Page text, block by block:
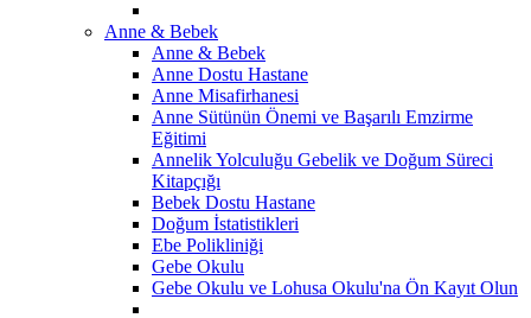
Anne & Bebek
Anne & Bebek
Anne Dostu Hastane
Anne Misafirhanesi
Anne Sütünün Önemi ve Başarılı Emzirme
Eğitimi
Annelik Yolculuğu Gebelik ve Doğum Süreci
Kitapçığı
Bebek Dostu Hastane
Doğum İstatistikleri
Ebe Polikliniği
Gebe Okulu
Gebe Okulu ve Lohusa Okulu'na Ön Kayıt Olun